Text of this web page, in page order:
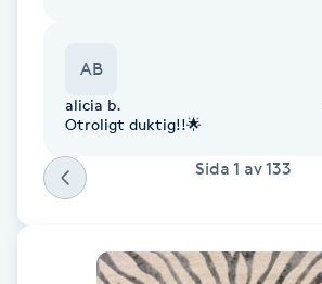
Funktionsanalys
Färgning
AB
alicia b.
Otroligt duktig!!🌟
Sida 1 av133